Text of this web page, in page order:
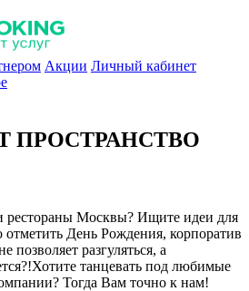
Акции Личный кабинет
ПРОСТРАНСТВО
рестораны Москвы? Ищите идеи для
отметить День Рождения, корпоратив
разгуляться, а
танцевать под любимые
Тогда Вам точно к нам!